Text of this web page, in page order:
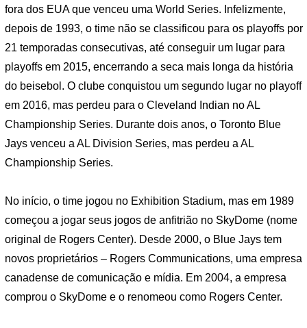
fora dos EUA que venceu uma World Series. Infelizmente,
depois de 1993, o time não se classificou para os playoffs por
21 temporadas consecutivas, até conseguir um lugar para
playoffs em 2015, encerrando a seca mais longa da história
do beisebol. O clube conquistou um segundo lugar no playoff
em 2016, mas perdeu para o Cleveland Indian no AL
Championship Series. Durante dois anos, o Toronto Blue
Jays venceu a AL Division Series, mas perdeu a AL
Championship Series.
No início, o time jogou no Exhibition Stadium, mas em 1989
começou a jogar seus jogos de anfitrião no SkyDome (nome
original de Rogers Center). Desde 2000, o Blue Jays tem
novos proprietários – Rogers Communications, uma empresa
canadense de comunicação e mídia. Em 2004, a empresa
comprou o SkyDome e o renomeou como Rogers Center.